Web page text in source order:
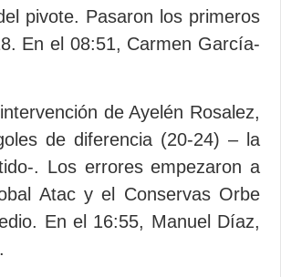
pivote. Pasaron los primeros
En el 08:51, Carmen García-
de Ayelén Rosalez,
de diferencia (20-24) – la
. Los errores empezaron a
Atac y el Conservas Orbe
En el 16:55, Manuel Díaz,